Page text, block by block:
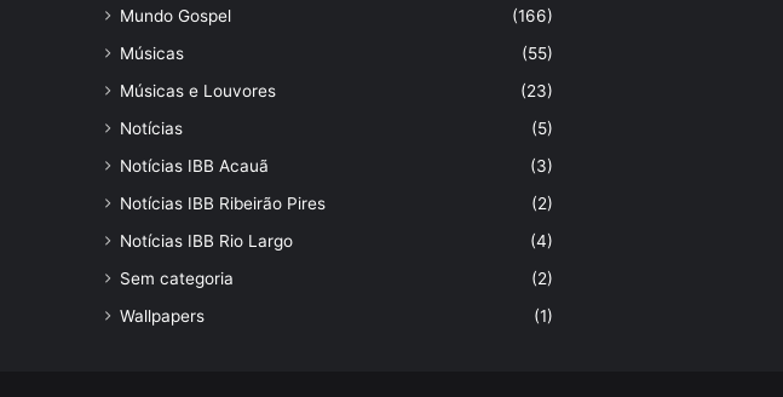
Mundo Gospel
(166)
Músicas
(55)
Músicas e Louvores
(23)
Notícias
(5)
Notícias IBB Acauã
(3)
Notícias IBB Ribeirão Pires
(2)
Notícias IBB Rio Largo
(4)
Sem categoria
(2)
Wallpapers
(1)